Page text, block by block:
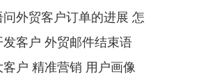
外贸客户订单的进展 怎
客户 外贸邮件结束语
户 精准营销 用户画像